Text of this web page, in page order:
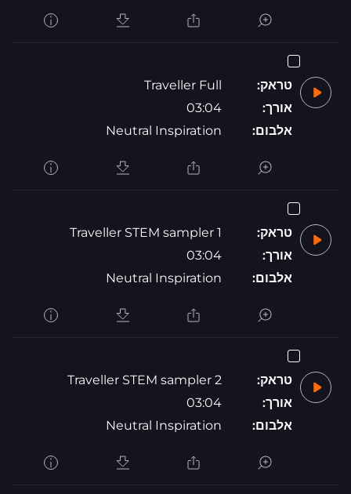
טראק:
Traveller Full
אורך:
03:04
אלבום:
Neutral Inspiration
טראק:
Traveller STEM sampler 1
אורך:
03:04
אלבום:
Neutral Inspiration
טראק:
Traveller STEM sampler 2
אורך:
03:04
אלבום:
Neutral Inspiration